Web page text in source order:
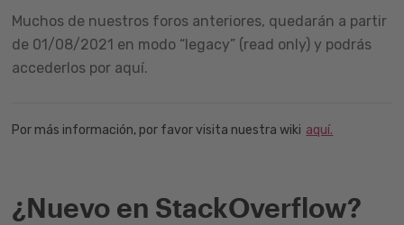
Muchos de nuestros foros anteriores, quedarán a partir
de 01/08/2021 en modo “legacy” (read only) y podrás
accederlos por aquí.
Por más información, por favor visita nuestra wiki aquí.
¿Nuevo en StackOverflow?